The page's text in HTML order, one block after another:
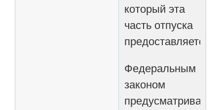
который эта
часть отпуска
предоставляется.
Федеральным
законом